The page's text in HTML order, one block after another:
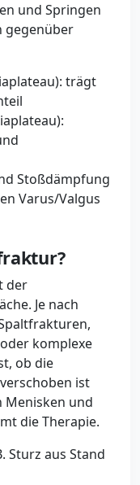
und Springen
gegenüber
trägt
Stoßdämpfung
Varus/Valgus
der
Je nach
komplexe
ob die
ist
Menisken und
die Therapie.
Sturz aus Stand